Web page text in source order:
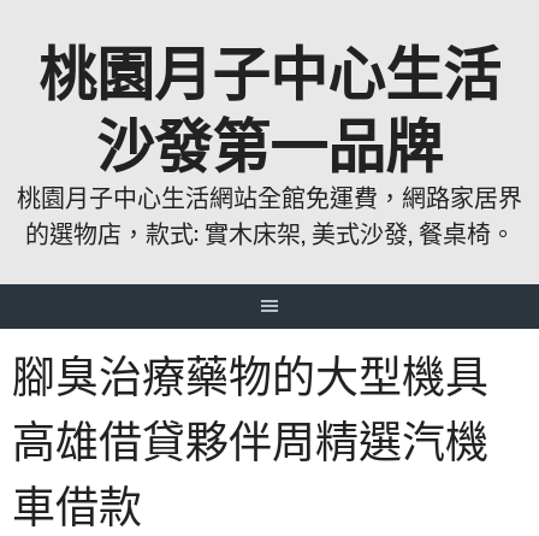
桃園月子中心生活
沙發第一品牌
桃園月子中心生活網站全館免運費，網路家居界
的選物店，款式: 實木床架, 美式沙發, 餐桌椅。
腳臭治療藥物的大型機具
高雄借貸夥伴周精選汽機
車借款